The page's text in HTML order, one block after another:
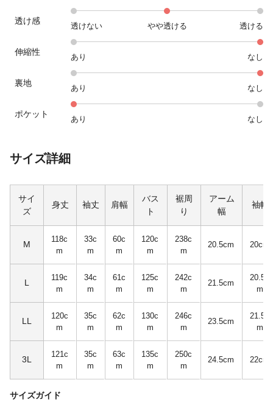
透け感
透けない やや透ける 透ける
伸縮性
あり なし
裏地
あり なし
ポケット
あり なし
サイズ詳細
サイ
ズ
身丈 袖丈 肩幅
バス
ト
裾周
り
アーム
幅
袖幅
M
118c
m
33c
m
60c
m
120c
m
238c
m
20.5cm 20cm
L
119c
m
34c
m
61c
m
125c
m
242c
m
21.5cm
20.5c
m
LL
120c
m
35c
m
62c
m
130c
m
246c
m
23.5cm
21.5c
m
3L
121c
m
35c
m
63c
m
135c
m
250c
m
24.5cm 22cm
サイズガイド